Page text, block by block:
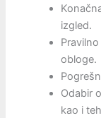
izgled.
obloge.
Odabir
kao i